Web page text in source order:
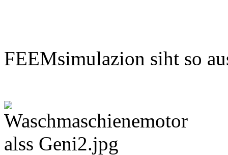
FEEMsimulazion siht so